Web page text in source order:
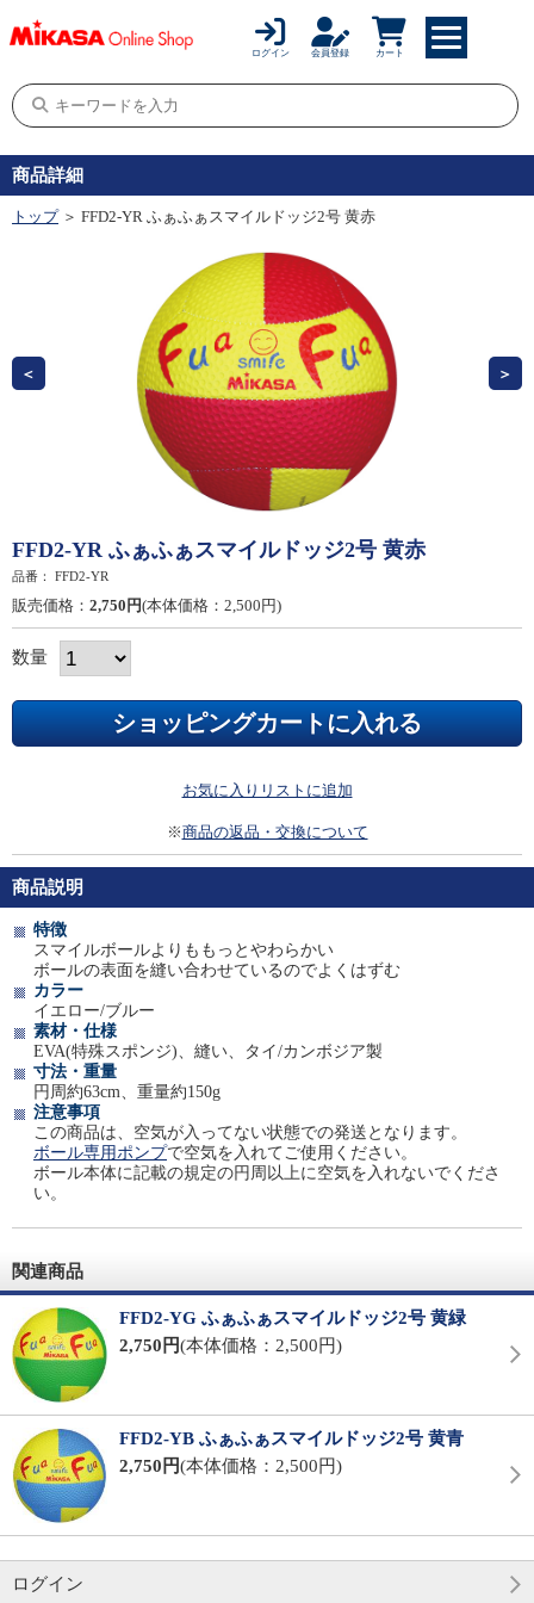
ログイン 会員登録 カート
商品詳細
トップ＞ FFD2-YR ふぁふぁスマイルドッジ2号 黄赤
FFD2-YR ふぁふぁスマイルドッジ2号 黄赤
品番： FFD2-YR
販売価格： 2,750円(本体価格：2,500円)
数量
お気に入りリストに追加
※商品の返品・交換について
商品説明
特徴
スマイルボールよりももっとやわらかい
ボールの表面を縫い合わせているのでよくはずむ
カラー
イエロー/ブルー
素材・仕様
EVA(特殊スポンジ)、縫い、タイ/カンボジア製
寸法・重量
円周約63cm、重量約150g
注意事項
この商品は、空気が入ってない状態での発送となります。
ボール専用ポンプで空気を入れてご使用ください。
ボール本体に記載の規定の円周以上に空気を入れないでくださ
い。
関連商品
FFD2-YG ふぁふぁスマイルドッジ2号 黄緑
2,750円(本体価格：2,500円)
FFD2-YB ふぁふぁスマイルドッジ2号 黄青
2,750円(本体価格：2,500円)
ログイン